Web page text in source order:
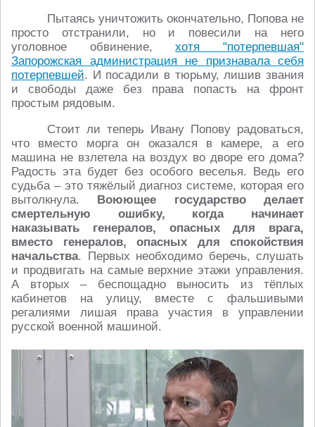
Пытаясь уничтожить окончательно, Попова не
просто отстранили, но и повесили на него
уголовное обвинение,хотя "потерпевшая"
Запорожская администрация не признавала себя
потерпевшей. И посадили в тюрьму, лишив звания
и свободы даже без права попасть на фронт
простым рядовым.
Стоит ли теперь Ивану Попову радоваться,
что вместо морга он оказался в камере, а его
машина не взлетела на воздух во дворе его дома?
Радость эта будет без особого веселья. Ведь его
судьба – это тяжёлый диагноз системе, которая его
вытолкнула. Воюющее государство делает
смертельную ошибку, когда начинает
наказывать генералов, опасных для врага,
вместо генералов, опасных для спокойствия
начальства. Первых необходимо беречь, слушать
и продвигать на самые верхние этажи управления.
А вторых – беспощадно выносить из тёплых
кабинетов на улицу, вместе с фальшивыми
регалиями лишая права участия в управлении
русской военной машиной.